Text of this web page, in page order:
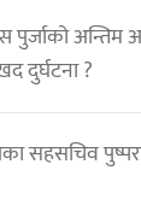
पुर्जाको अन्तिम
दुर्घटना ?
सहसचिव